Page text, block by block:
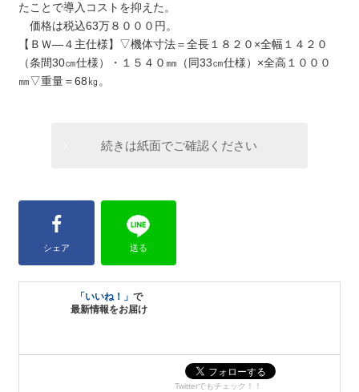
たことで導入コストを抑えた。
価格は税込63万８０００円。
【ＢＷ―４主仕様】▽機体寸法＝全長１８２０×全幅１４２０
（条間30㎝仕様）・１５４０㎜（同33㎝仕様）×全高１０００
㎜▽重量＝68㎏。
続きは紙面でご確認ください
シェア 送る
「いいね！」で
最新情報をお届け
Twitterでもチェック！！